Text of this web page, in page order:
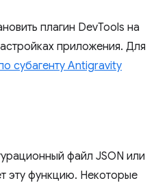
плагин DevTools на
приложения. Для
субагенту Antigravity
файл JSON или
эту функцию. Некоторые